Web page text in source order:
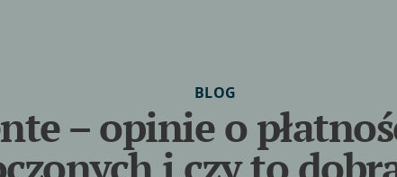
BLOG
– opinie o